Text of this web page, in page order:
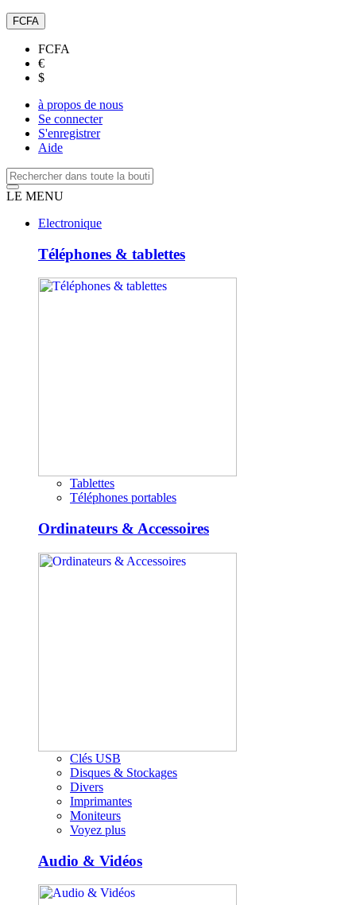
FCFA
FCFA
€
$
à propos de nous
Se connecter
S'enregistrer
Aide
LE MENU
Electronique
Téléphones & tablettes
Tablettes
Téléphones portables
Ordinateurs & Accessoires
Clés USB
Disques & Stockages
Divers
Imprimantes
Moniteurs
Voyez plus
Audio & Vidéos